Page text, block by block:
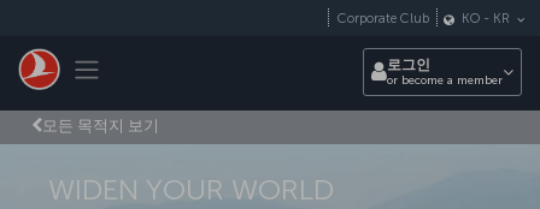
Toggle navigation
Corporate Club KO - KR
로그인
or become a member
모든 목적지 보기
WIDEN YOUR WORLD